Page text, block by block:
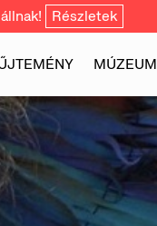
Részletek
MÚZEUM